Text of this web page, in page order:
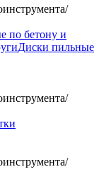
/
по бетону и
Диски пильные
/
/